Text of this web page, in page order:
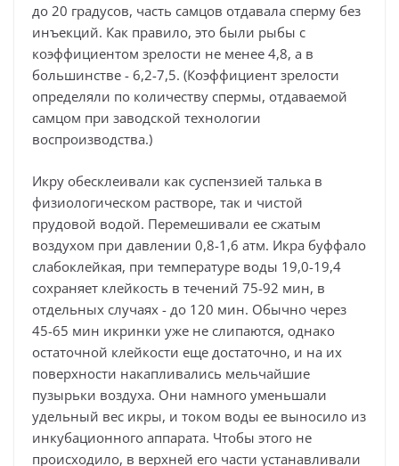
до 20 градусов, часть самцов отдавала сперму без
инъекций. Как правило, это были рыбы с
коэффициентом зрелости не менее 4,8, а в
большинстве - 6,2-7,5. (Коэффициент зрелости
определяли по количеству спермы, отдаваемой
самцом при заводской технологии
воспроизводства.)
Икру обесклеивали как суспензией талька в
физиологическом растворе, так и чистой
прудовой водой. Перемешивали ее сжатым
воздухом при давлении 0,8-1,6 атм. Икра буффало
слабоклейкая, при температуре воды 19,0-19,4
сохраняет клейкость в течений 75-92 мин, в
отдельных случаях - до 120 мин. Обычно через
45-65 мин икринки уже не слипаются, однако
остаточной клейкости еще достаточно, и на их
поверхности накапливались мельчайшие
пузырьки воздуха. Они намного уменьшали
удельный вес икры, и током воды ее выносило из
инкубационного аппарата. Чтобы этого не
происходило, в верхней его части устанавливали